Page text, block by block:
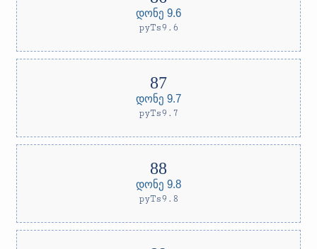
დონე 9.6
pyTs9.6
დონე 9.7
pyTs9.7
დონე 9.8
pyTs9.8